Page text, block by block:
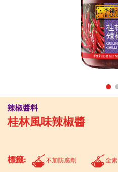
辣椒醬料
桂林風味辣椒醬
標籤: 不加防腐劑 全素